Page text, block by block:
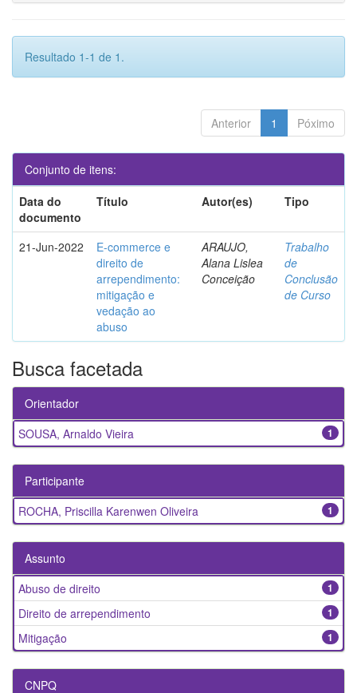
Resultado 1-1 de 1.
Anterior 1 Póximo
Conjunto de itens:
Data do
documento
Título Autor(es) Tipo
21-Jun-2022
E-commerce e
direito de
arrependimento:
mitigação e
vedação ao
abuso
ARAUJO,
Alana Lislea
Conceição
Trabalho
de
Conclusão
de Curso
Busca facetada
Orientador
1
SOUSA, Arnaldo Vieira
Participante
1
ROCHA, Priscilla Karenwen Oliveira
Assunto
1
Abuso de direito
1
Direito de arrependimento
1
Mitigação
CNPQ